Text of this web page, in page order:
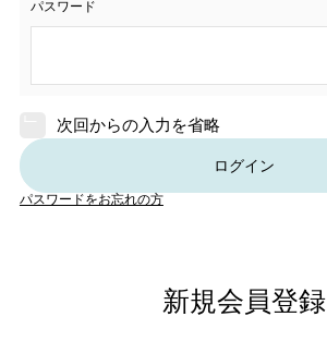
パスワード
次回からの入力を省略
ログイン
パスワードをお忘れの方
新規会員登録